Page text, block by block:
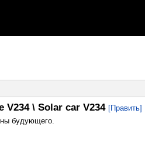
\ Solar car V234 [Править]
будующего.